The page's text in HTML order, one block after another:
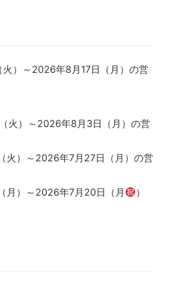
）～2026年8月17日（月）の営
火）～2026年8月3日（月）の営
火）～2026年7月27日（月）の営
月）～2026年7月20日（月
）